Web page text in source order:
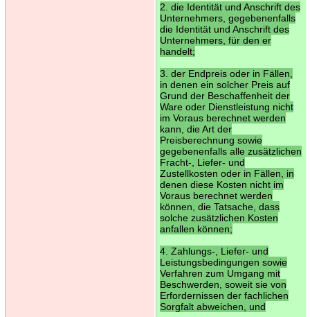
2. die Identität und Anschrift des
Unternehmers, gegebenenfalls
die Identität und Anschrift des
Unternehmers, für den er
handelt;
3. der Endpreis oder in Fällen,
in denen ein solcher Preis auf
Grund der Beschaffenheit der
Ware oder Dienstleistung nicht
im Voraus berechnet werden
kann, die Art der
Preisberechnung sowie
gegebenenfalls alle zusätzlichen
Fracht-, Liefer- und
Zustellkosten oder in Fällen, in
denen diese Kosten nicht im
Voraus berechnet werden
können, die Tatsache, dass
solche zusätzlichen Kosten
anfallen können;
4. Zahlungs-, Liefer- und
Leistungsbedingungen sowie
Verfahren zum Umgang mit
Beschwerden, soweit sie von
Erfordernissen der fachlichen
Sorgfalt abweichen, und